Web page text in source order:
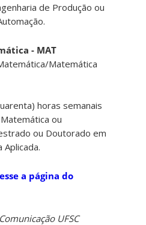
de Produção ou
- MAT
Matemática
horas semanais
ou
ou Doutorado em
a página do
UFSC